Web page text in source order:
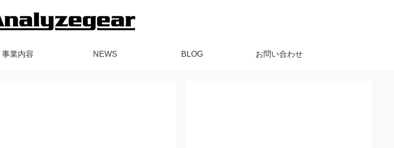
事業内容 NEWS BLOG お問い合わせ